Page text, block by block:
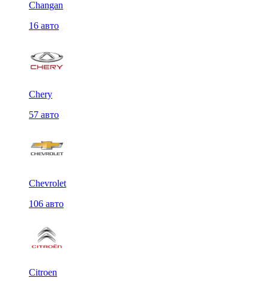
Changan
16 авто
Chery
57 авто
Chevrolet
106 авто
Citroen